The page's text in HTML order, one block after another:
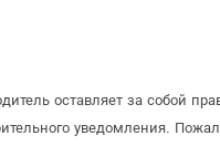
оставляет за собой
уведомления.